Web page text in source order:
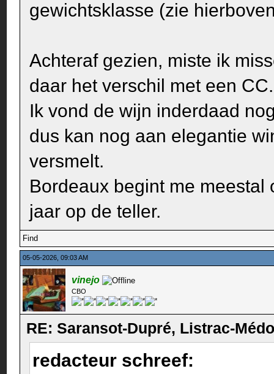
gewichtsklasse (zie
Achteraf gezien, miste ik
daar het verschil met een CC.
Ik vond de wijn inderdaad
dus kan nog aan elegantie
versmelt.
Bordeaux begint me
jaar op de teller.
Find
05-05-2026, 09:03 AM
vinejo
CBO
RE: Saransot-Dupré, Listrac-
redacteur schreef: